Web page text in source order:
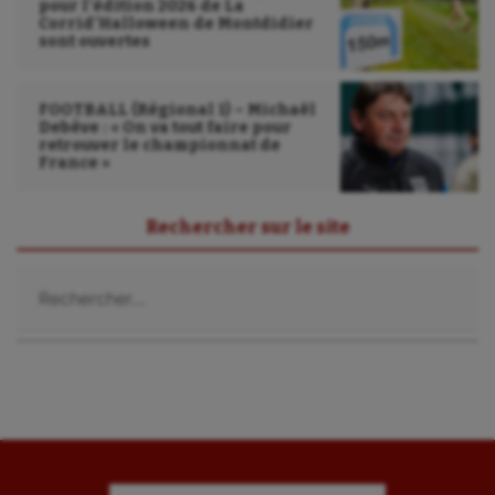
Haltérophilie
Hippisme
Jeux Olympiques et Paralympiques
Korfbal
pour l’édition 2026 de La
Corrid’Halloween de Montdidier
sont ouvertes
FOOTBALL (Régional 1) – Michaël
Debève : « On va tout faire pour
retrouver le championnat de
France »
Rechercher sur le site